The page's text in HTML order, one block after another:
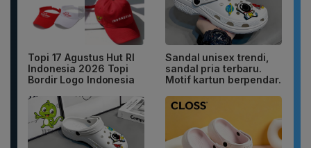
Topi 17 Agustus Hut RI
Indonesia 2026 Topi
Bordir Logo Indonesia
Sandal unisex trendi,
sandal pria terbaru.
Motif kartun berpendar.